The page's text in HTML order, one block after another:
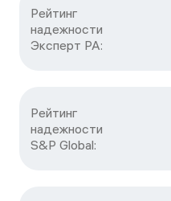
Рейтинг
надежности
Эксперт РА:
Рейтинг
надежности
S&P Global: